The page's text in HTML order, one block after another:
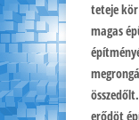
teteje
magas
erődöt